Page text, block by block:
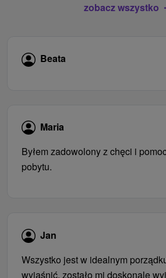
zobacz wszystko
Beata
Maria
Byłem zadowolony z chęci i
pobytu.
Jan
Wszystko jest w idealnym
wyjaśnić, zostało mi doskonale